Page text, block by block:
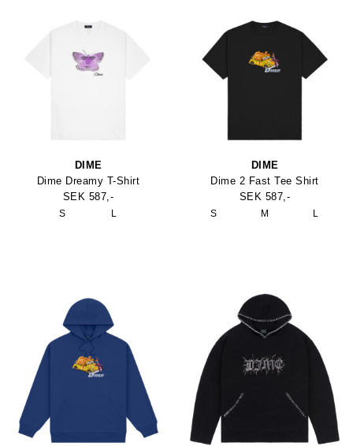
DIME
Dime Dreamy T-Shirt
SEK 587,-
S L
DIME
Dime 2 Fast Tee Shirt
SEK 587,-
S M L